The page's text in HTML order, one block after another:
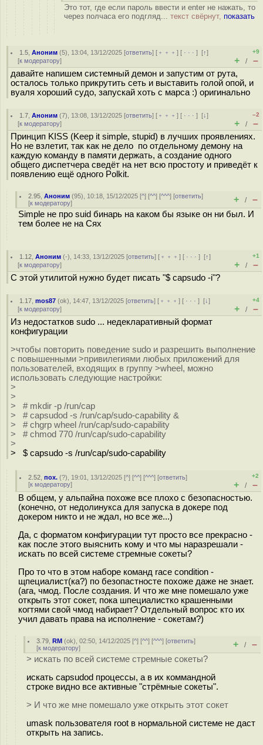
Это тот, где если пароль ввести и enter не нажать, то
через полчаса его подгляд... текст свёрнут, показать
1.5 ,Аноним (5), 13:04, 13/12/2025 [ответить] [ ﹢﹢﹢] [ · · ·][↑]
[к модератору]
+9
+ / –
давайте напишем системный демон и запустим от рута,
осталось только прикрутить сеть и выставить голой опой, и
вуаля хороший судо, запускай хоть с марса :) оригинально
1.7 ,Аноним (7), 13:08, 13/12/2025 [ответить] [ ﹢﹢﹢] [ · · ·][↓]
[к модератору]
–2
+ / –
Принцип KISS (Keep it simple, stupid) в лучших проявлениях.
Но не взлетит, так как не дело по отдельному демону на
каждую команду в памяти держать, а создание одного
общего диспетчера сведёт на нет всю простоту и приведёт к
появлению ещё одного Polkit.
2.95 ,Аноним (95), 10:18, 15/12/2025 [^] [^^] [^^^] [ответить]
[к модератору] + / –
Simple не про suid бинарь на каком бы языке он ни был. И
тем более не на Сях
1.12 ,Аноним (-), 14:33, 13/12/2025 [ответить] [ ﹢﹢﹢] [ · · ·][↑]
[к модератору]
+1
+ / –
С этой утилитой нужно будет писать "$ capsudo -i"?
1.17 ,mos87 (ok), 14:47, 13/12/2025 [ответить] [ ﹢﹢﹢] [ · · ·][↓]
[к модератору]
+4
+ / –
Из недостатков sudo ... недекларативный формат
конфигурации
>чтобы повторить поведение sudo и разрешить выполнение
с повышенными >привилегиями любых приложений для
пользователей, входящих в группу >wheel, можно
использовать следующие настройки:
>
>
> # mkdir -p /run/cap
> # capsudod -s /run/cap/sudo-capability &
> # chgrp wheel /run/cap/sudo-capability
> # chmod 770 /run/cap/sudo-capability
>
> $ capsudo -s /run/cap/sudo-capability
2.52 ,пох. (?), 19:01, 13/12/2025 [^] [^^] [^^^] [ответить]
[к модератору]
+2
+ / –
В общем, у альпайна похоже все плохо с безопасностью.
(конечно, от недолинукса для запуска в докере под
докером никто и не ждал, но все же...)
Да, с форматом конфигурации тут просто все прекрасно -
как после этого выяснить кому и что мы наразрешали -
искать по всей системе стремные сокеты?
Про то что в этом наборе команд race condition -
щпециалист(ка?) по безопастносте похоже даже не знает.
(ага, чмод. После создания. И что же мне помешало уже
открыть этот сокет, пока шпециалистко крашенными
когтями свой чмод набирает? Отдельный вопрос кто их
учил давать права на исполнение - сокетам?)
3.79 ,RM (ok), 02:50, 14/12/2025 [^] [^^] [^^^] [ответить]
[к модератору] + / –
> искать по всей системе стремные сокеты?
искать capsudod процессы, а в их коммандной
строке видно все активные "стрёмные сокеты".
> И что же мне помешало уже открыть этот сокет
umask пользователя root в нормальной системе не даст
открыть на запись.